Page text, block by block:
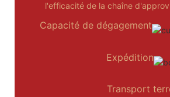
l'efficacité de la chaîne
Capacité de dégagement
Expédition
Transport